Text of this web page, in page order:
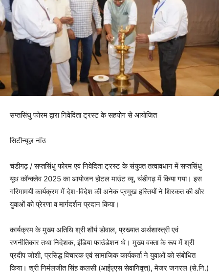
सप्तसिंधु फोरम द्वारा निवेदिता ट्रस्ट के सहयोग से आयोजित
सिटीन्यूज़ नॉउ
चंडीगढ़ / सप्तसिंधु फोरम एवं निवेदिता ट्रस्ट के संयुक्त तत्वावधान में सप्तसिंधु
यूथ कॉन्क्लेव 2025 का आयोजन होटल माउंट व्यू, चंडीगढ़ में किया गया। इस
गरिमामयी कार्यक्रम में देश-विदेश की अनेक प्रमुख हस्तियों ने शिरकत की और
युवाओं को प्रेरणा व मार्गदर्शन प्रदान किया।
कार्यक्रम के मुख्य अतिथि श्री शौर्य डोवाल, प्रख्यात अर्थशास्त्री एवं
रणनीतिकार तथा निदेशक, इंडिया फाउंडेशन थे। मुख्य वक्ता के रूप में श्री
प्रदीप जोशी, प्रसिद्ध विचारक एवं सामाजिक कार्यकर्ता ने युवाओं को संबोधित
किया। श्री निर्मलजीत सिंह कलसी (आईएएस सेवानिवृत्त), मेजर जनरल (से.नि.)